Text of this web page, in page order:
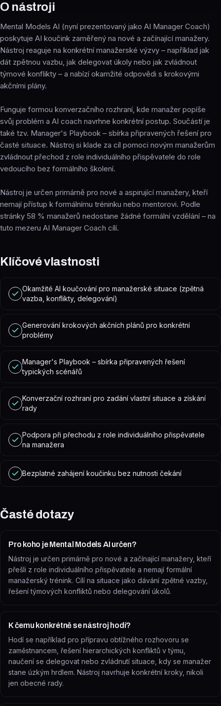
O nástroji
Mental Models AI (nyní prezentovaný jako AI Manager Coach)
poskytuje AI koučink zaměřený na nové a začínající manažery.
Nástroj reaguje na konkrétní manažerské výzvy – například jak
dát zpětnou vazbu, jak delegovat úkoly nebo jak zvládnout
týmové konflikty – a nabízí okamžité odpovědi s krokovými
akčními plány.
Funguje formou konverzačního rozhraní, kde manažer popíše
svůj problém a AI coach navrhne konkrétní postup. Součástí je
také tzv. Manager's Playbook – sbírka připravených řešení pro
časté situace. Nástroj si klade za cíl pomoci novým manažerům
zvládnout přechod z role individuálního přispěvatele do role
vedoucího bez formálního školení.
Nástroj je určen primárně pro nové a aspirující manažery, kteří
nemají přístup k formálnímu tréninku nebo mentorovi. Podle
stránky 58 % manažerů nedostane žádné formální vzdělání – na
tuto mezeru AI Manager Coach cílí.
Klíčové vlastnosti
Okamžité AI koučování pro manažerské situace (zpětná
vazba, konflikty, delegování)
Generování krokových akčních plánů pro konkrétní
problémy
Manager's Playbook – sbírka připravených řešení
typických scénářů
Konverzační rozhraní pro zadání vlastní situace a získání
rady
Podpora při přechodu z role individuálního přispěvatele
na manažera
Bezplatné zahájení koučinku bez nutnosti čekání
Časté dotazy
Pro koho je Mental Models AI určen?
Nástroj je určen primárně pro nové a začínající manažery, kteří
přešli z role individuálního přispěvatele a nemají formální
manažerský trénink. Cílí na situace jako dávání zpětné vazby,
řešení týmových konfliktů nebo delegování úkolů.
K čemu konkrétně se nástroj hodí?
Hodí se například pro přípravu obtížného rozhovoru se
zaměstnancem, řešení hierarchických konfliktů v týmu,
naučení se delegovat nebo zvládnutí situace, kdy se manažer
stane úzkým hrdlem. Nástroj navrhuje konkrétní kroky, nikoli
jen obecné rady.